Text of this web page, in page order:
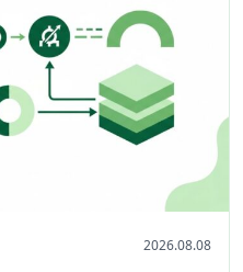
2026.08.08